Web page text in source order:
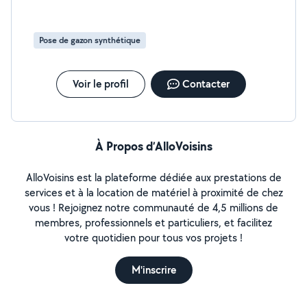
Pose de gazon synthétique
Voir le profil Contacter
À Propos d’AlloVoisins
AlloVoisins est la plateforme dédiée aux prestations de
services et à la location de matériel à proximité de chez
vous ! Rejoignez notre communauté de 4,5 millions de
membres, professionnels et particuliers, et facilitez
votre quotidien pour tous vos projets !
M'inscrire